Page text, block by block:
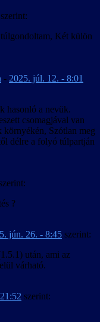
szerint:
túlgondoltam, Két külön
- 2025. júl. 12. - 8:01
hasonló a nevük.
csomagjával van
környékén, Szótlan meg
délre a folyó túlpartján
?
jún. 26. - 8:45 szerint:
után, ami az
várható.
szerint: